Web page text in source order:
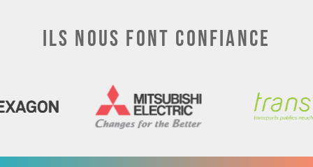
Ils nous font confiance